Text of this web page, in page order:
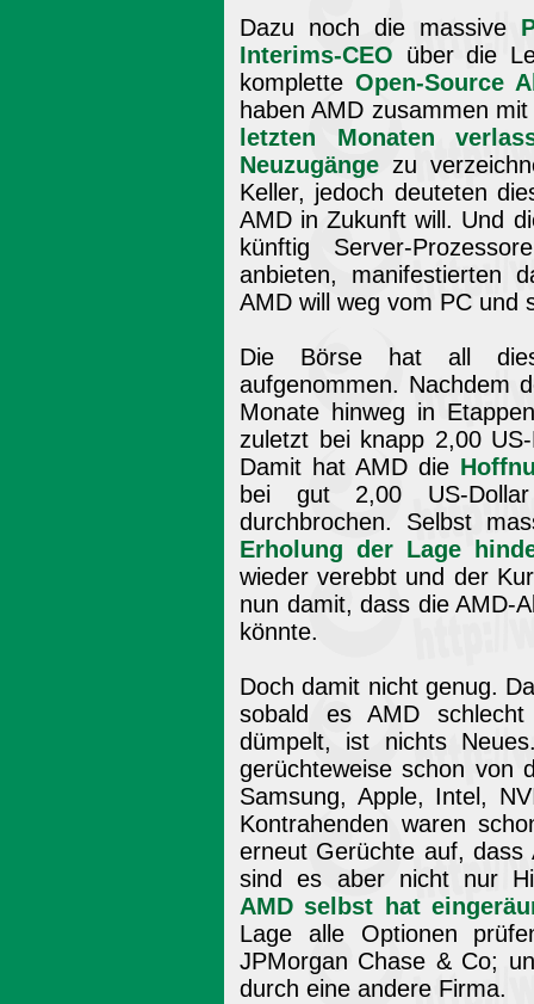
Dazu noch die massive
Interims-CEO über die
komplette Open-Source
haben AMD zusammen
letzten Monaten
Neuzugänge zu
Keller, jedoch deuteten
AMD in Zukunft will. Und
künftig Server-
anbieten, manifestierten
AMD will weg vom PC und
Die Börse hat all
aufgenommen. Nachdem
Monate hinweg in
zuletzt bei knapp 2,00
Damit hat AMD die
bei gut 2,00 US-
durchbrochen. Selbst
Erholung der Lage
wieder verebbt und der
nun damit, dass die AMD-
könnte.
Doch damit nicht genug.
sobald es AMD
dümpelt, ist nichts
gerüchteweise schon von
Samsung, Apple, Intel,
Kontrahenden waren
erneut Gerüchte auf, dass
sind es aber nicht nur
AMD selbst hat
Lage alle Optionen
JPMorgan Chase & Co;
durch eine andere Firma.